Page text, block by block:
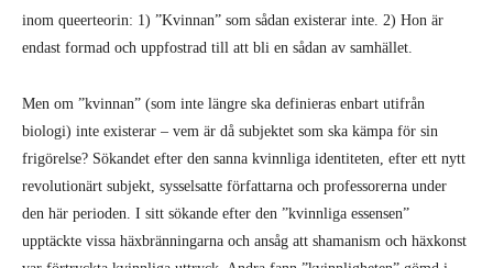
inom queerteorin: 1) ”Kvinnan” som sådan existerar inte. 2) Hon är
endast formad och uppfostrad till att bli en sådan av samhället.
Men om ”kvinnan” (som inte längre ska definieras enbart utifrån
biologi) inte existerar – vem är då subjektet som ska kämpa för sin
frigörelse? Sökandet efter den sanna kvinnliga identiteten, efter ett nytt
revolutionärt subjekt, sysselsatte författarna och professorerna under
den här perioden. I sitt sökande efter den ”kvinnliga essensen”
upptäckte vissa häxbränningarna och ansåg att shamanism och häxkonst